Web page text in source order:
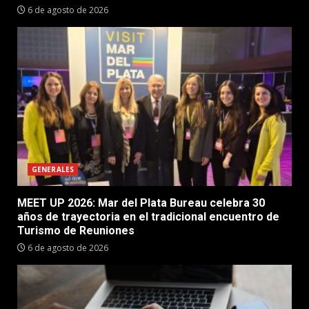
6 de agosto de 2026
GENERALES
MEET UP 2026: Mar del Plata Bureau celebra 30
años de trayectoria en el tradicional encuentro de
Turismo de Reuniones
6 de agosto de 2026